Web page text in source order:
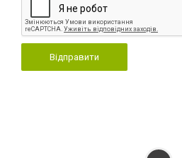
Відправити